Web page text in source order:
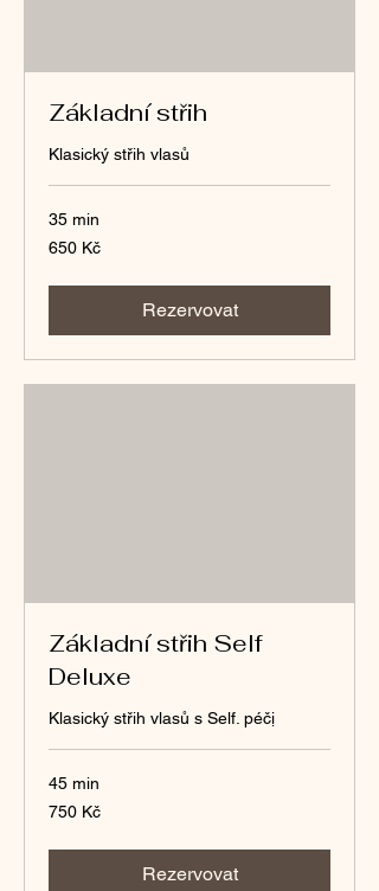
Základní střih
Klasický střih vlasů
35 min
650
českých
650 Kč
Rezervovat
Základní střih Self
Deluxe
Klasický střih vlasů s Self. péčị
45 min
750
českých
750 Kč
Rezervovat